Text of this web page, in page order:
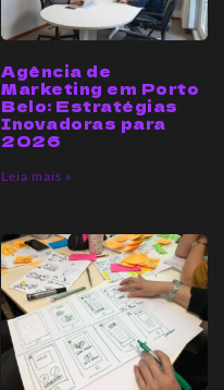
Agência de
Marketing em Porto
Belo: Estratégias
Inovadoras para
2026
Leia mais »